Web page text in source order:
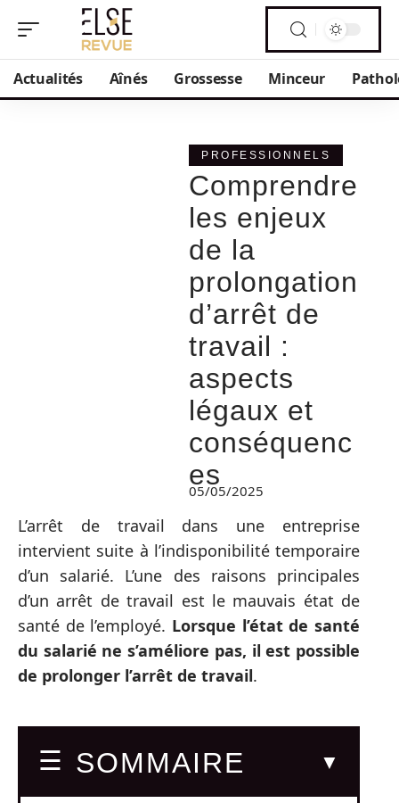
Actualités Aînés Grossesse Minceur
PROFESSIONNELS
Comprendre
les enjeux
de la
prolongation
d’arrêt de
travail :
aspects
légaux et
conséquenc
es
05/05/2025
L’arrêt de travail dans une entreprise
intervient suite à l’indisponibilité temporaire
d’un salarié. L’une des raisons principales
d’un arrêt de travail est le mauvais état de
santé de l’employé. Lorsque l’état de santé
du salarié ne s’améliore pas, il est possible
de prolonger l’arrêt de travail.
SOMMAIRE